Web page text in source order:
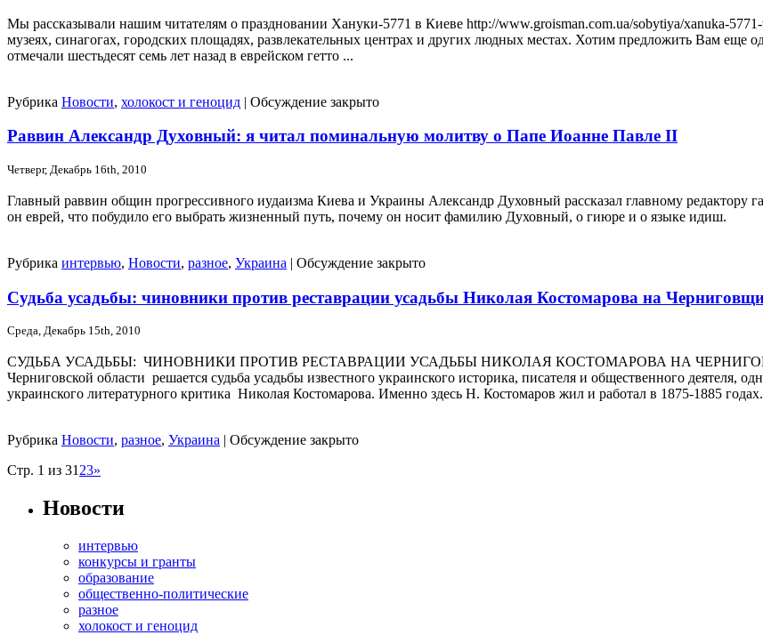
Мы рассказывали нашим читателям о праздновании Хануки-5771 в Киеве http://www.groisman.com.ua/sobytiya/xanuka-
музеях, синагогах, городских площадях, развлекательных центрах и других людных местах. Хотим предложить Вам еще
отмечали шестьдесят семь лет назад в еврейском гетто ...
Рубрика Новости, холокост и геноцид | Обсуждение закрыто
Раввин Александр Духовный: я читал поминальную молитву о Папе Иоанне Павле II
Четверг, Декабрь 16th, 2010
Главный раввин общин прогрессивного иудаизма Киева и Украины Александр Духовный рассказал главному редактору
он еврей, что побудило его выбрать жизненный путь, почему он носит фамилию Духовный, о гиюре и о языке идиш.
Рубрика интервью, Новости, разное, Украина | Обсуждение закрыто
Судьба усадьбы: чиновники против реставрации усадьбы Николая Костомарова на
Среда, Декабрь 15th, 2010
СУДЬБА УСАДЬБЫ: ЧИНОВНИКИ ПРОТИВ РЕСТАВРАЦИИ УСАДЬБЫ НИКОЛАЯ КОСТОМАРОВА НА
Черниговской области решается судьба усадьбы известного украинского историка, писателя и общественного деятеля,
украинского литературного критика Николая Костомарова. Именно здесь Н. Костомаров жил и работал в 1875-1885 годах.
Рубрика Новости, разное, Украина | Обсуждение закрыто
Стр. 1 из 31 23»
Новости
интервью
конкурсы и гранты
образование
общественно-политические
разное
холокост и геноцид